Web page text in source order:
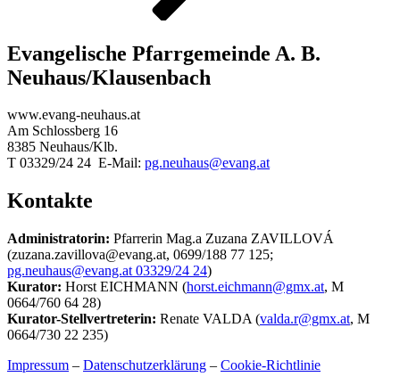
Evangelische Pfarrgemeinde A. B.
Neuhaus/Klausenbach
www.evang-neuhaus.at
Am Schlossberg 16
8385 Neuhaus/Klb.
T 03329/24 24 E-Mail: pg.neuhaus@evang.at
Kontakte
Administratorin: Pfarrerin Mag.a Zuzana ZAVILLOVÁ
(zuzana.zavillova@evang.at, 0699/188 77 125;
pg.neuhaus@evang.at 03329/24 24)
Kurator: Horst EICHMANN (horst.eichmann@gmx.at, M
0664/760 64 28)
Kurator-Stellvertreterin: Renate VALDA (valda.r@gmx.at, M
0664/730 22 235)
Impressum – Datenschutzerklärung – Cookie-Richtlinie